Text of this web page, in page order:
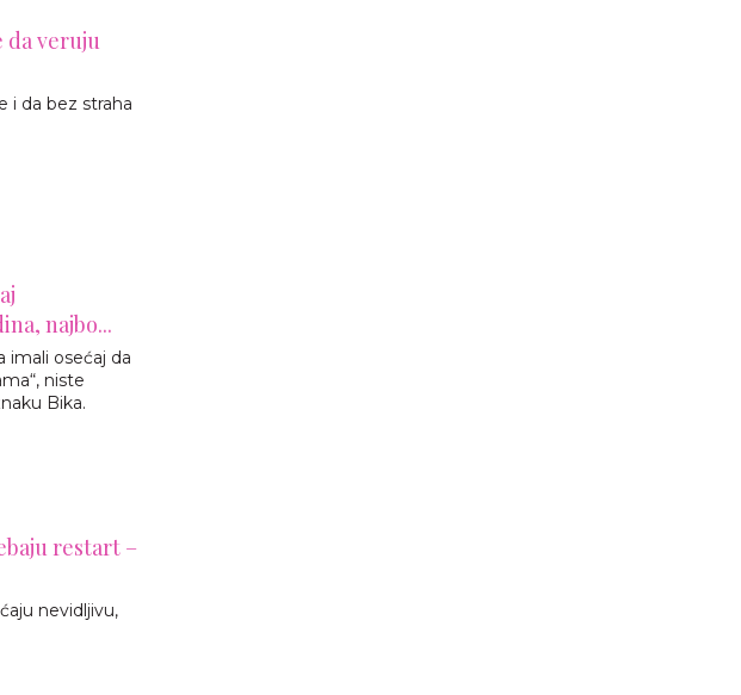
da veruju
i da bez straha
najbo...
imali osećaj da
niste
Bika.
restart –
nevidljivu,